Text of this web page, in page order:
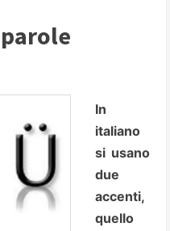
parole
In
italiano
si usano
due
accenti,
quello